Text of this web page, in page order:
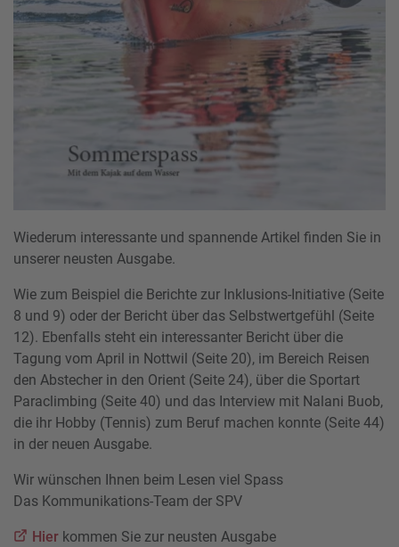
Wiederum interessante und spannende Artikel finden Sie in
unserer neusten Ausgabe.
Wie zum Beispiel die Berichte zur Inklusions-Initiative (Seite
8 und 9) oder der Bericht über das Selbstwertgefühl (Seite
12). Ebenfalls steht ein interessanter Bericht über die
Tagung vom April in Nottwil (Seite 20), im Bereich Reisen
den Abstecher in den Orient (Seite 24), über die Sportart
Paraclimbing (Seite 40) und das Interview mit Nalani Buob,
die ihr Hobby (Tennis) zum Beruf machen konnte (Seite 44)
in der neuen Ausgabe.
Wir wünschen Ihnen beim Lesen viel Spass
Das Kommunikations-Team der SPV
Hierkommen Sie zur neusten Ausgabe